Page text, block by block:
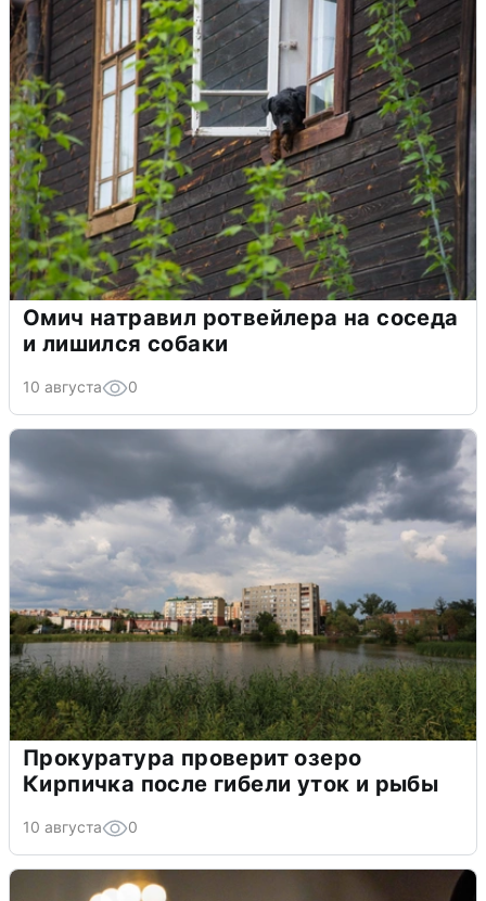
Омич натравил ротвейлера на соседа
и лишился собаки
10 августа 0
Прокуратура проверит озеро
Кирпичка после гибели уток и рыбы
10 августа 0